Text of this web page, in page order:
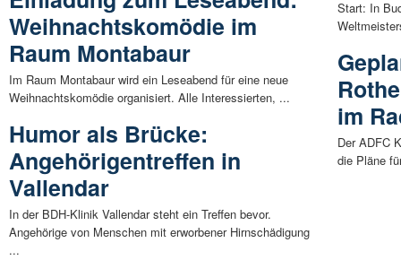
Weihnachtskomödie im
Raum Montabaur
Im Raum Montabaur wird ein Leseabend für eine neue
Weihnachtskomödie organisiert. Alle Interessierten, ...
Humor als Brücke:
Angehörigentreffen in
Vallendar
In der BDH-Klinik Vallendar steht ein Treffen bevor.
Angehörige von Menschen mit erworbener Hirnschädigung
...
Start: In
im
Der ADFC
die Pläne